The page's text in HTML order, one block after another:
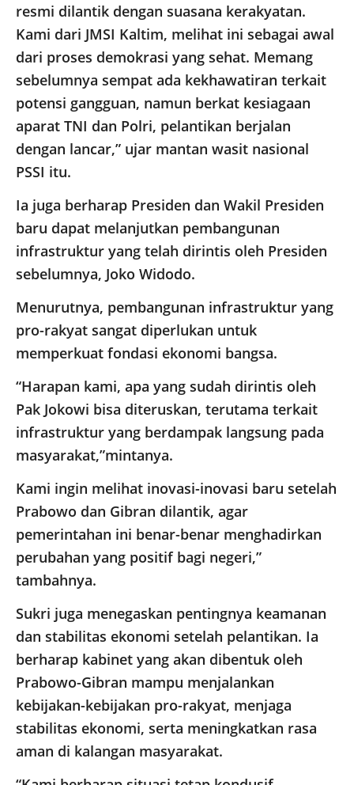
resmi dilantik dengan suasana kerakyatan.
Kami dari JMSI Kaltim, melihat ini sebagai awal
dari proses demokrasi yang sehat. Memang
sebelumnya sempat ada kekhawatiran terkait
potensi gangguan, namun berkat kesiagaan
aparat TNI dan Polri, pelantikan berjalan
dengan lancar,” ujar mantan wasit nasional
PSSI itu.
Ia juga berharap Presiden dan Wakil Presiden
baru dapat melanjutkan pembangunan
infrastruktur yang telah dirintis oleh Presiden
sebelumnya, Joko Widodo.
Menurutnya, pembangunan infrastruktur yang
pro-rakyat sangat diperlukan untuk
memperkuat fondasi ekonomi bangsa.
“Harapan kami, apa yang sudah dirintis oleh
Pak Jokowi bisa diteruskan, terutama terkait
infrastruktur yang berdampak langsung pada
masyarakat,”mintanya.
Kami ingin melihat inovasi-inovasi baru setelah
Prabowo dan Gibran dilantik, agar
pemerintahan ini benar-benar menghadirkan
perubahan yang positif bagi negeri,”
tambahnya.
Sukri juga menegaskan pentingnya keamanan
dan stabilitas ekonomi setelah pelantikan. Ia
berharap kabinet yang akan dibentuk oleh
Prabowo-Gibran mampu menjalankan
kebijakan-kebijakan pro-rakyat, menjaga
stabilitas ekonomi, serta meningkatkan rasa
aman di kalangan masyarakat.